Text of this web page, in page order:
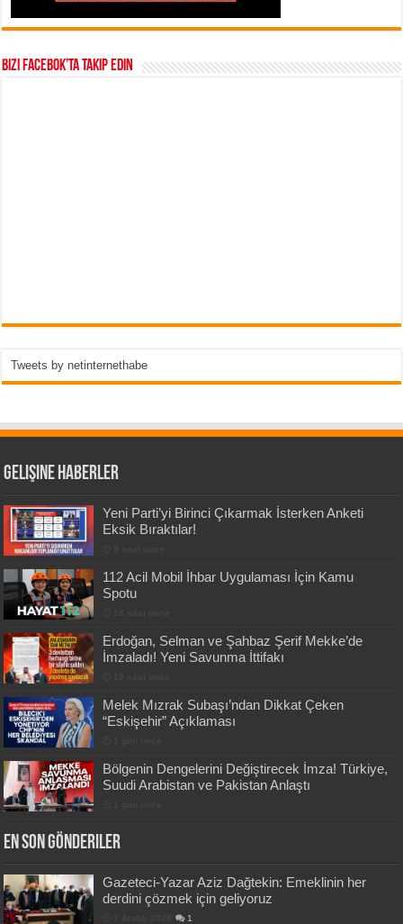
Bizi Facebok’ta takip edin
Tweets by netinternethabe
Gelişine Haberler
Yeni Parti’yi Birinci Çıkarmak İsterken Anketi
Eksik Bıraktılar!
112 Acil Mobil İhbar Uygulaması İçin Kamu
Spotu
Erdoğan, Selman ve Şahbaz Şerif Mekke’de
İmzaladı! Yeni Savunma İttifakı
Melek Mızrak Subaşı’ndan Dikkat Çeken
“Eskişehir” Açıklaması
Bölgenin Dengelerini Değiştirecek İmza! Türkiye,
Suudi Arabistan ve Pakistan Anlaştı
En Son Gönderiler
Gazeteci-Yazar Aziz Dağtekin: Emeklinin her
derdini çözmek için geliyoruz
1